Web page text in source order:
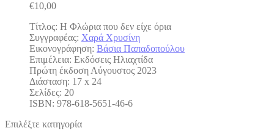
€10,00
Τίτλος: Η Φλώρια που δεν είχε όρια
Συγγραφέας: Χαρά Χρυσίνη
Εικονογράφηση: Βάσια Παπαδοπούλου
Επιμέλεια: Εκδόσεις Ηλιαχτίδα
Πρώτη έκδοση Αύγουστος 2023
Διάσταση: 17 x 24
Σελίδες: 20
ISBN: 978-618-5651-46-6
Επιλέξτε κατηγορία